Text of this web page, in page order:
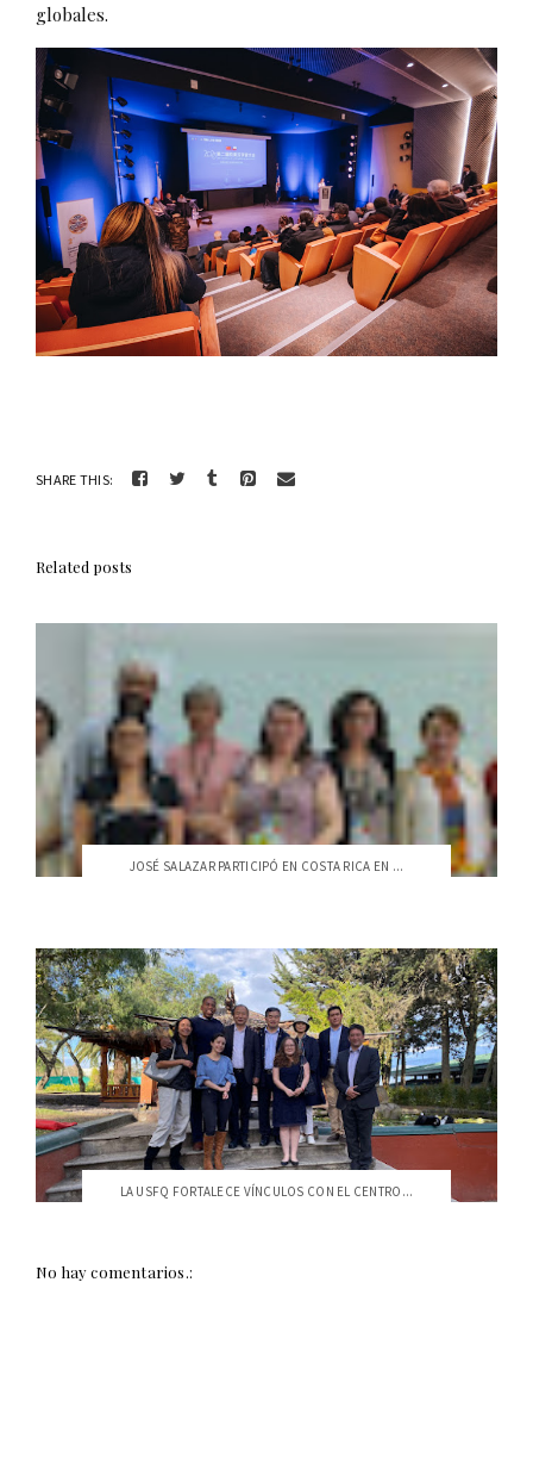
globales.
SHARE THIS:
Related posts
JOSÉ SALAZAR PARTICIPÓ EN COSTA RICA EN ...
LA USFQ FORTALECE VÍNCULOS CON EL CENTRO...
No hay comentarios.: